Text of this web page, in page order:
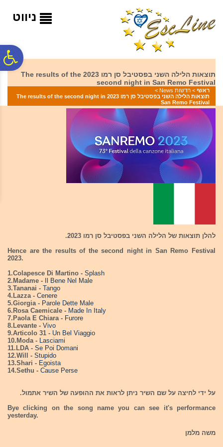
המרכזי
ניווט
תוצאות הלילה השני בפסטיבל סן רמו 2023 The results of the
second night in San Remo Festival
ראשי > חדשות News
>
תוצאות הלילה השני בפסטיבל סן רמו 2023 The results of the second night in
San Remo Festival
להלן תוצאות של הלילה השני בפסטיבל סן רמו 2023.
Hence are the results of the second night in San Remo Festival
2023.
1.Colapesce Di Martino - Splash
2.Madame -
Il Bene Nel Male
3.Tananai - Tango
4.Lazza - Cenere
5.Giorgia - Parole Dette Male
6.Rosa Caemicale - Made In Italy
7.Paola E Chiara - Furore
8.Levante - Vivo
9.Articolo 31 - Un Bel Viaggio
10.Moda - Lasciami
11.LDA - Se Poi Domani
12.Will - Stupido
13.Shari - Egoista
14.Sethu - Cause Perse
על ידי לחיצה על שם השיר ניתן לראות את ההופעה של השיר אתמול.
Bye clicking on the song name you can see it's performance
yesterday.
משה מלמן